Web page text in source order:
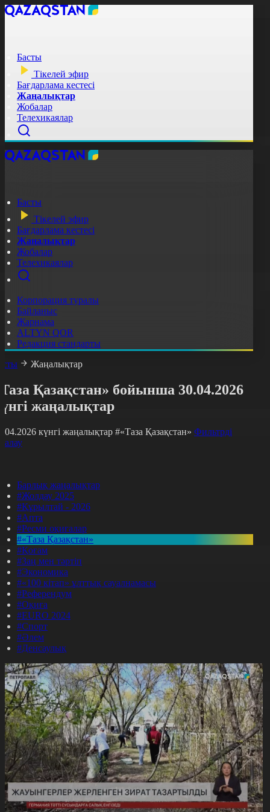
Басты
Тікелей эфир
Бағдарлама кестесі
Жаңалықтар
Жобалар
Телехикаялар
Басты
Тікелей эфир
Бағдарлама кестесі
Жаңалықтар
Жобалар
Телехикаялар
Корпорация туралы
Байланыс
Жарнама
ALTYN QOR
Редакция стандарты
Жаңалықтар
Қазақстан» бойынша 30.04.2026
жаңалықтар
күнгі жаңалықтар #«Таза Қазақстан» Фильтрді
Барлық жаңалықтар
#Жолдау 2025
#Құрылтай - 2026
#Апта
#Ресми оқиғалар
#«Таза Қазақстан»
#Қоғам
#Заң мен тәртіп
#Экономика
#«100 кітап» ұлттық сауалнамасы
#Референдум
#Оқиға
#EURO 2024
#Спорт
#Әлем
#Денсаулық